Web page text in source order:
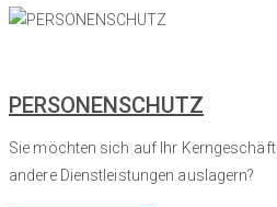
PERSONENSCHUTZ
Sie möchten sich auf Ihr
andere Dienstleistungen auslagern?